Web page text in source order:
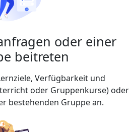
oder einer
beitreten
Verfügbarkeit und
oder Gruppenkurse) oder
bestehenden Gruppe an.